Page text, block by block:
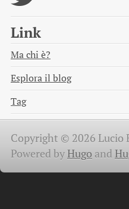
Link
Ma chi è?
Esplora il blog
Tag
Copyright © 2026 Lucio
Powered byHugo and